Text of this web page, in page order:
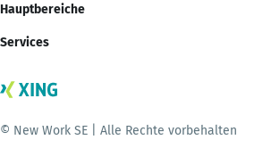
Hauptbereiche
Services
© New Work SE | Alle Rechte vorbehalten